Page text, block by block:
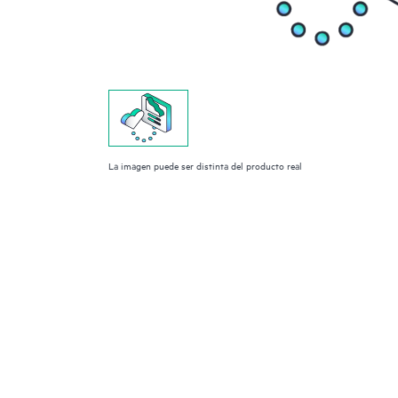
La imagen puede ser distinta del producto real